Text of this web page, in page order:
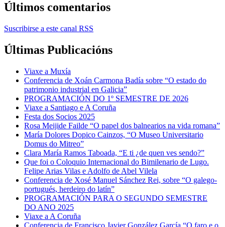
Últimos comentarios
Suscribirse a este canal RSS
Últimas Publicacións
Viaxe a Muxía
Conferencia de Xoán Carmona Badía sobre “O estado do
patrimonio industrial en Galicia”
PROGRAMACIÓN DO 1º SEMESTRE DE 2026
Viaxe a Santiago e A Coruña
Festa dos Socios 2025
Rosa Meijide Failde “O papel dos balnearios na vida romana”
María Dolores Dopico Cainzos, “O Museo Universitario
Domus do Mitreo”
Clara María Ramos Taboada, “E ti ¿de quen ves sendo?”
Que foi o Coloquio Internacional do Bimilenario de Lugo.
Felipe Arias Vilas e Adolfo de Abel Vilela
Conferencia de Xosé Manuel Sánchez Rei, sobre “O galego-
portugués, herdeiro do latín”
PROGRAMACIÓN PARA O SEGUNDO SEMESTRE
DO ANO 2025
Viaxe a A Coruña
Conferencia de Francisco Javier González García “O faro e o